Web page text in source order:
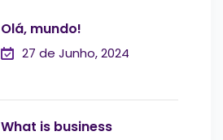
Olá, mundo!
27 de Junho, 2024
What is business